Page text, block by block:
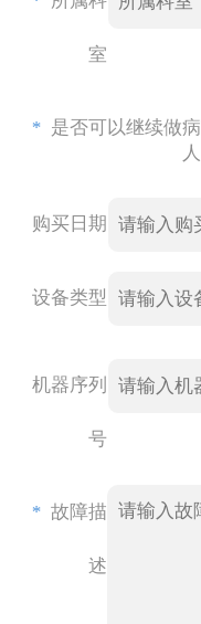
室
* 是否可以继续做病
人
购买日期
设备类型
机器序列
号
* 故障描
述